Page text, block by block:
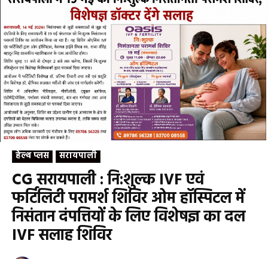
हेल्थ प्लस सरायपाली
CG सरायपाली : नि:शुल्क IVF एवं
फर्टिलिटी परामर्श शिविर ओम हॉस्पिटल में
निसंतान दंपत्तियों के लिए विशेषज्ञ का दल
IVF सलाह शिविर